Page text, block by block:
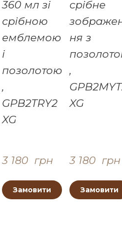
360 мл зі
срібною
емблемою
і
позолотою
,
GPB2TRY2
XG
3 180  грн
Замовити
срібне
ня з
,
XG
3 180  грн
Замовити